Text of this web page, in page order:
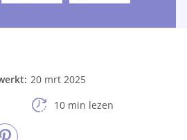
20 mrt 2025
10 min lezen